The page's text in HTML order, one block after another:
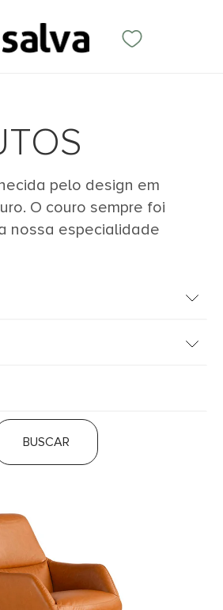
pelo design em
O couro sempre foi
nossa especialidade
BUSCAR